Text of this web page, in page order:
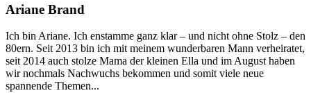
Ariane Brand
Ich bin Ariane. Ich enstamme ganz klar – und nicht ohne Stolz – den
80ern. Seit 2013 bin ich mit meinem wunderbaren Mann verheiratet,
seit 2014 auch stolze Mama der kleinen Ella und im August haben
wir nochmals Nachwuchs bekommen und somit viele neue
spannende Themen...